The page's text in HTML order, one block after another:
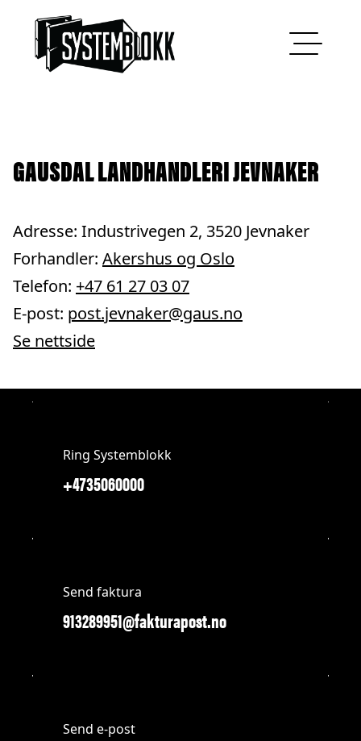
GAUSDAL LANDHANDLERI JEVNAKER
Adresse: Industrivegen 2, 3520 Jevnaker
Forhandler: Akershus og Oslo
Telefon: +47 61 27 03 07
E-post: post.jevnaker@gaus.no
Se nettside
Ring Systemblokk
+4735060000
Send faktura
913289951@fakturapost.no
Send e-post